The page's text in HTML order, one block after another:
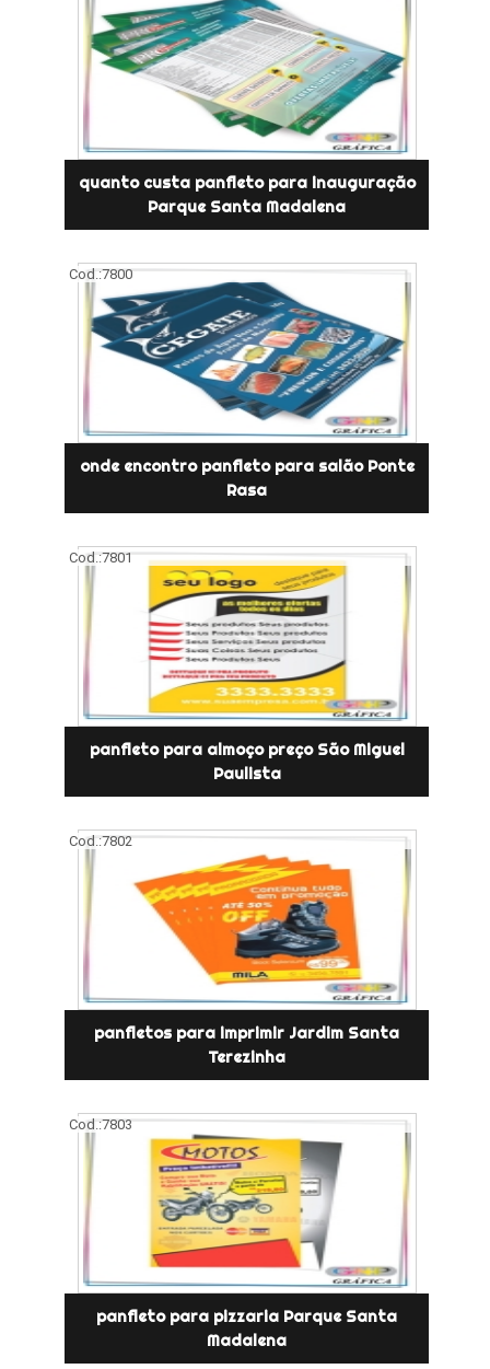
quanto custa panfleto para inauguração
Parque Santa Madalena
Cod.:7800
onde encontro panfleto para salão Ponte
Rasa
Cod.:7801
panfleto para almoço preço São Miguel
Paulista
Cod.:7802
panfletos para imprimir Jardim Santa
Terezinha
Cod.:7803
panfleto para pizzaria Parque Santa
Madalena